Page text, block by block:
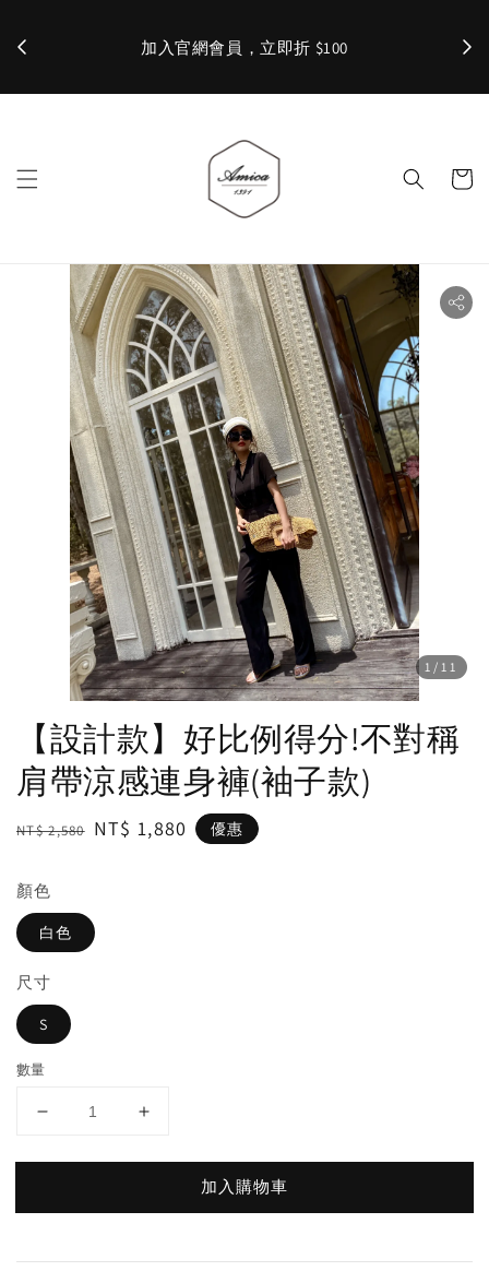
加入官網會員，立即折 $100 ✨
1 /11
【設計款】好比例得分!不對稱
肩帶涼感連身褲(袖子款)
Regular
NT$ 2,580 Sale
NT$ 1,880 優惠
顏色
白色
尺寸
S
數量
加入購物車